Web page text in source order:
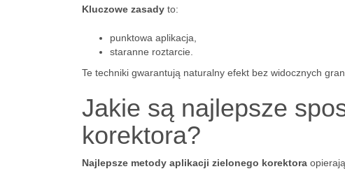
Kluczowe zasady to:
punktowa aplikacja,
staranne roztarcie.
Te techniki gwarantują naturalny efekt bez widocznych
Jakie są najlepsze
korektora?
Najlepsze metody aplikacji zielonego korektora